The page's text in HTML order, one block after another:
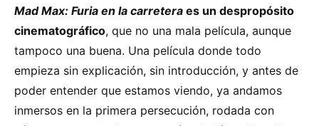
Mad Max: Furia en la carretera es un despropósito
cinematográfico, que no una mala película, aunque
tampoco una buena. Una película donde todo
empieza sin explicación, sin introducción, y antes de
poder entender que estamos viendo, ya andamos
inmersos en la primera persecución, rodada con